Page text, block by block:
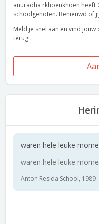
anuradha rkhoenkhoen heeft
schoolgenoten. Benieuwd of
Meld je snel aan en vind
terug!
waren hele leuke
waren hele leuke
Anton Resida School, 1989